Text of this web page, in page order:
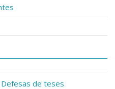
de teses